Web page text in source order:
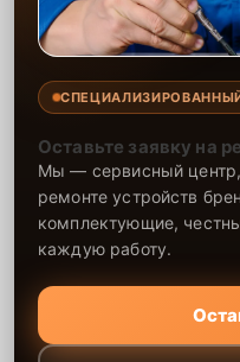
СПЕЦИАЛИЗИРОВАННЫЙ
Оставьте заявку на
Мы — сервисный центр,
ремонте устройств
комплектующие,
каждую работу.